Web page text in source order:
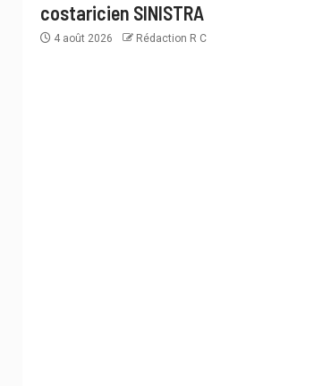
costaricien SINISTRA
4 août 2026 Rédaction R C